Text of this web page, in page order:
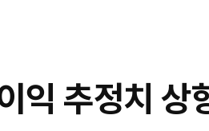
익 추정치